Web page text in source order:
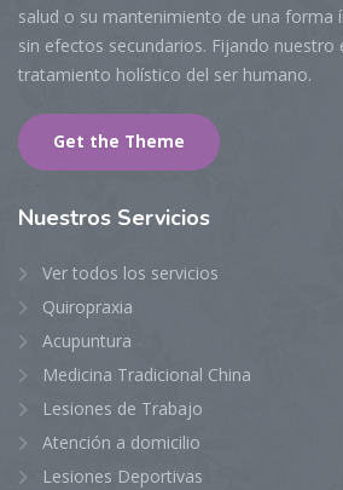
salud o su mantenimiento de una forma
sin efectos secundarios. Fijando nuestro
tratamiento holístico del ser humano.
Get the Theme
Nuestros Servicios
Ver todos los servicios
Quiropraxia
Acupuntura
Medicina Tradicional China
Lesiones de Trabajo
Atención a domicilio
Lesiones Deportivas